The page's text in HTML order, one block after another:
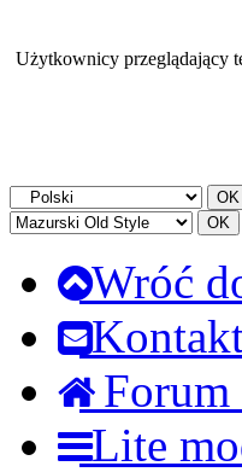
Użytkownicy przeglądający
Wróć
Forum
Lite